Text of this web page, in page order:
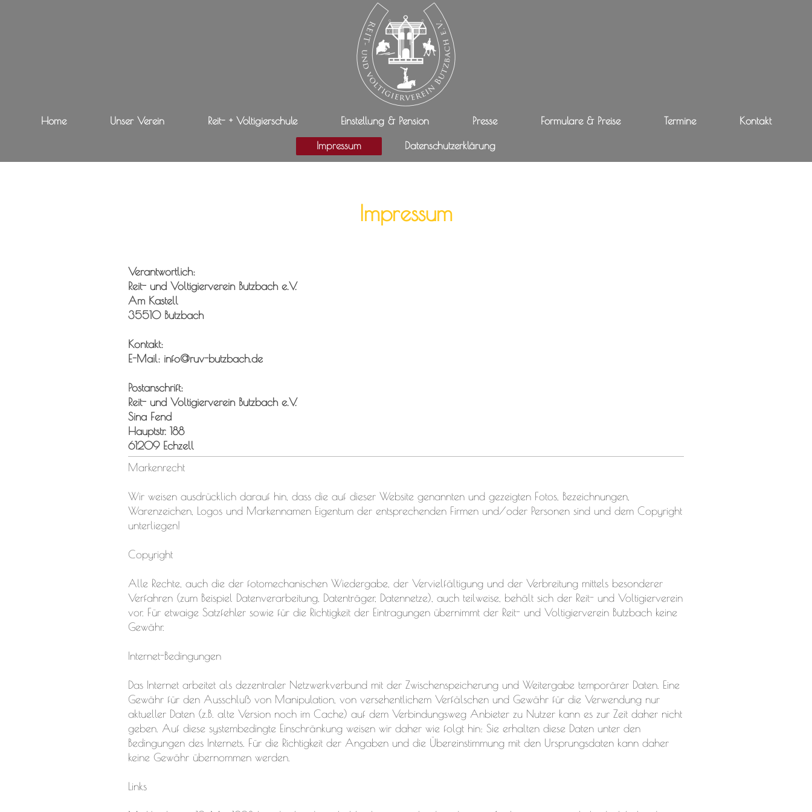
Home Unser Verein Reit- + Voltigierschule Einstellung & Pension Presse Formulare & Preise Termine Kontakt
Impressum Datenschutzerklärung
Impressum
Verantwortlich:
Reit- und Voltigierverein Butzbach e.V.
Am Kastell
35510 Butzbach
Kontakt:
E-Mail: info@ruv-butzbach.de
Postanschrift:
Reit- und Voltigierverein Butzbach e.V.
Sina Fend
Hauptstr. 188
61209 Echzell
Markenrecht
Wir weisen ausdrücklich darauf hin, dass die auf dieser Website genannten und gezeigten Fotos, Bezeichnungen,
Warenzeichen, Logos und Markennamen Eigentum der entsprechenden Firmen und/oder Personen sind und dem Copyright
unterliegen!
Copyright
Alle Rechte, auch die der fotomechanischen Wiedergabe, der Vervielfältigung und der Verbreitung mittels besonderer
Verfahren (zum Beispiel Datenverarbeitung, Datenträger, Datennetze), auch teilweise, behält sich der Reit- und Voltigierverein
vor. Für etwaige Satzfehler sowie für die Richtigkeit der Eintragungen übernimmt der Reit- und Voltigierverein Butzbach keine
Gewähr.
Internet-Bedingungen
Das Internet arbeitet als dezentraler Netzwerkverbund mit der Zwischenspeicherung und Weitergabe temporärer Daten. Eine
Gewähr für den Ausschluß von Manipulation, von versehentlichem Verfälschen und Gewähr für die Verwendung nur
aktueller Daten (z.B. alte Version noch im Cache) auf dem Verbindungsweg Anbieter zu Nutzer kann es zur Zeit daher nicht
geben. Auf diese systembedingte Einschränkung weisen wir daher wie folgt hin: Sie erhalten diese Daten unter den
Bedingungen des Internets. Für die Richtigkeit der Angaben und die Übereinstimmung mit den Ursprungsdaten kann daher
keine Gewähr übernommen werden.
Links